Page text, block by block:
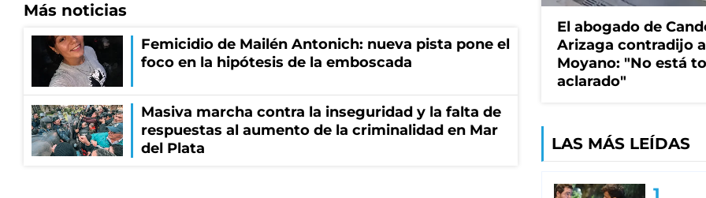
Más noticias
Femicidio de Mailén Antonich: nueva pista pone el
foco en la hipótesis de la emboscada
Masiva marcha contra la inseguridad y la falta de
respuestas al aumento de la criminalidad en Mar
del Plata
El abogado de
Arizaga contradijo a
Moyano: "No está
aclarado"
LAS MÁS LEÍDAS